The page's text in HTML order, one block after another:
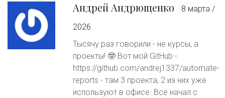
Андрей Андрющенко
8 марта /
2026
Тысячу раз говорили - не курсы, а
проекты! 🤓 Вот мой GitHub -
https://github.com/andrej1337/automate-
reports - там 3 проекта, 2 из них уже
используют в офисе. Всё начал с